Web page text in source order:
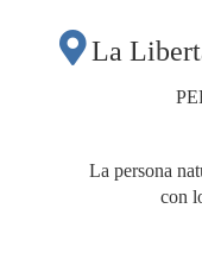
La
La persona
con